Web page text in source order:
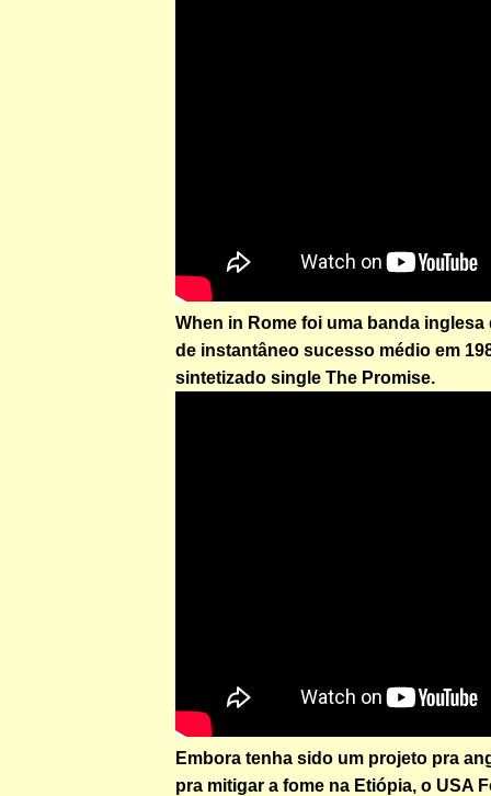
When in Rome foi uma banda
de instantâneo sucesso médio em
sintetizado single The Promise.
Embora tenha sido um projeto pra
pra mitigar a fome na Etiópia, o USA